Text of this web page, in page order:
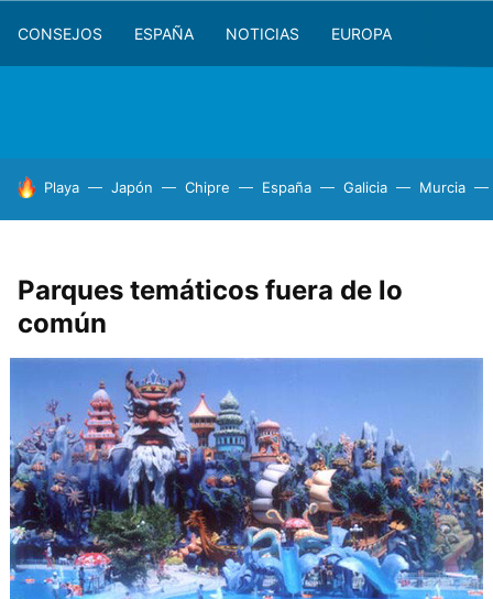
CONSEJOS ESPAÑA NOTICIAS EUROPA
HOY SE HABLA DE
Playa Japón Chipre España Galicia Murcia
Parques temáticos fuera de lo
común